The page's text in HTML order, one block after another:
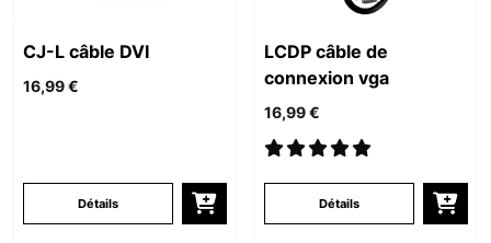
CJ-L câble DVI
16,99 €
Détails
LCDP câble de
connexion vga
16,99 €
Détails